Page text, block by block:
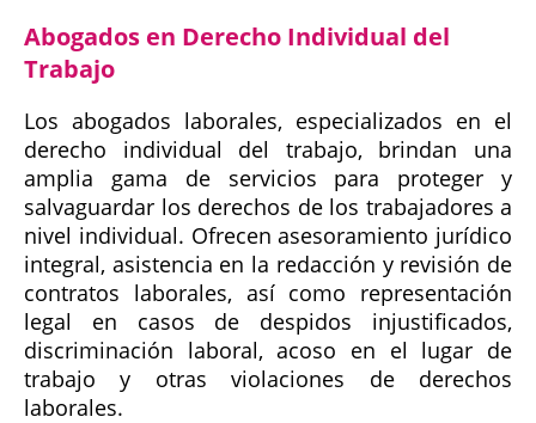
Abogados en Derecho Individual del
Trabajo
Los abogados laborales, especializados en el
derecho individual del trabajo, brindan una
amplia gama de servicios para proteger y
salvaguardar los derechos de los trabajadores a
nivel individual. Ofrecen asesoramiento jurídico
integral, asistencia en la redacción y revisión de
contratos laborales, así como representación
legal en casos de despidos injustificados,
discriminación laboral, acoso en el lugar de
trabajo y otras violaciones de derechos
laborales.